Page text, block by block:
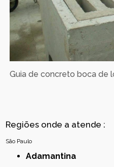
Guia de concreto boca de
Regiões onde a atende :
São Paulo
Adamantina